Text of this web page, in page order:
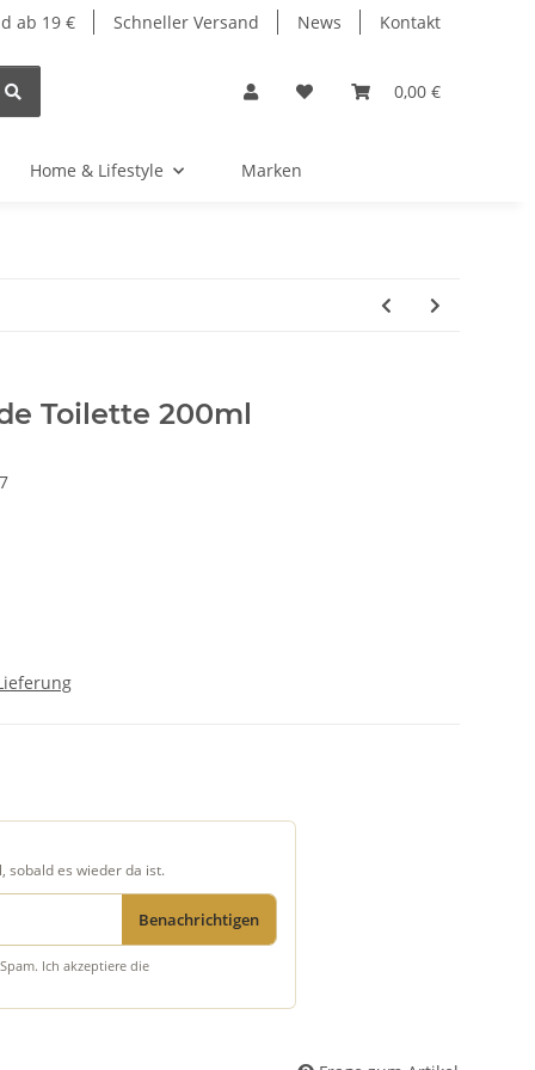
ab 19 € Schneller Versand News Kontakt
0,00 €
Home & Lifestyle Marken
Toilette 200ml
sobald es wieder da ist.
Benachrichtigen
Ich akzeptiere die